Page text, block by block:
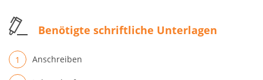
Benötigte schriftliche Unterlagen
Anschreiben